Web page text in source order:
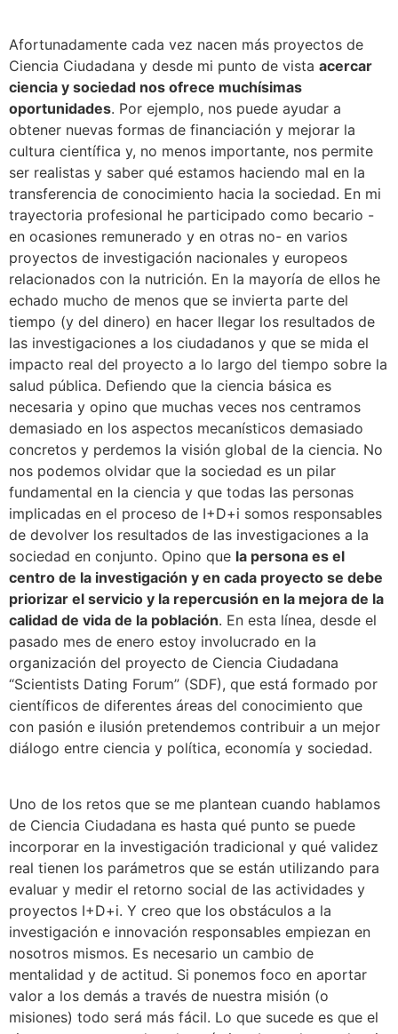
Afortunadamente cada vez nacen más proyectos de
Ciencia Ciudadana y desde mi punto de vista acercar
ciencia y sociedad nos ofrece muchísimas
oportunidades. Por ejemplo, nos puede ayudar a
obtener nuevas formas de financiación y mejorar la
cultura científica y, no menos importante, nos permite
ser realistas y saber qué estamos haciendo mal en la
transferencia de conocimiento hacia la sociedad. En mi
trayectoria profesional he participado como becario -
en ocasiones remunerado y en otras no- en varios
proyectos de investigación nacionales y europeos
relacionados con la nutrición. En la mayoría de ellos he
echado mucho de menos que se invierta parte del
tiempo (y del dinero) en hacer llegar los resultados de
las investigaciones a los ciudadanos y que se mida el
impacto real del proyecto a lo largo del tiempo sobre la
salud pública. Defiendo que la ciencia básica es
necesaria y opino que muchas veces nos centramos
demasiado en los aspectos mecanísticos demasiado
concretos y perdemos la visión global de la ciencia. No
nos podemos olvidar que la sociedad es un pilar
fundamental en la ciencia y que todas las personas
implicadas en el proceso de I+D+i somos responsables
de devolver los resultados de las investigaciones a la
sociedad en conjunto. Opino que la persona es el
centro de la investigación y en cada proyecto se debe
priorizar el servicio y la repercusión en la mejora de la
calidad de vida de la población. En esta línea, desde el
pasado mes de enero estoy involucrado en la
organización del proyecto de Ciencia Ciudadana
“Scientists Dating Forum” (SDF), que está formado por
científicos de diferentes áreas del conocimiento que
con pasión e ilusión pretendemos contribuir a un mejor
diálogo entre ciencia y política, economía y sociedad.
Uno de los retos que se me plantean cuando hablamos
de Ciencia Ciudadana es hasta qué punto se puede
incorporar en la investigación tradicional y qué validez
real tienen los parámetros que se están utilizando para
evaluar y medir el retorno social de las actividades y
proyectos I+D+i. Y creo que los obstáculos a la
investigación e innovación responsables empiezan en
nosotros mismos. Es necesario un cambio de
mentalidad y de actitud. Si ponemos foco en aportar
valor a los demás a través de nuestra misión (o
misiones) todo será más fácil. Lo que sucede es que el